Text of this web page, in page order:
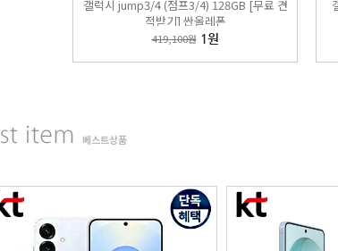
갤럭시 jump3/4 (점프3/4) 128GB [무료 견
적받기] 싼올레폰
419,100원 1원
베스트상품